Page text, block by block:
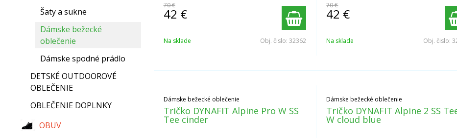
70 €
42 €
Na sklade Obj. čislo:32362
70 €
42 €
Na sklade Obj. čislo:
Dámske bežecké oblečenie
Tričko DYNAFIT Alpine Pro W SS
Tee cinder
Dámske bežecké oblečenie
Tričko DYNAFIT Alpine 2 SS
W cloud blue
Šaty a sukne
Dámske bežecké
oblečenie
Dámske spodné prádlo
DETSKÉ OUTDOOROVÉ
OBLEČENIE
OBLEČENIE DOPLNKY
OBUV